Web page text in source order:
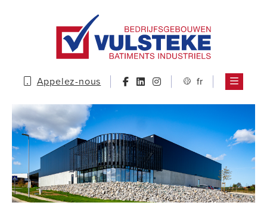
Appelez-nous fr